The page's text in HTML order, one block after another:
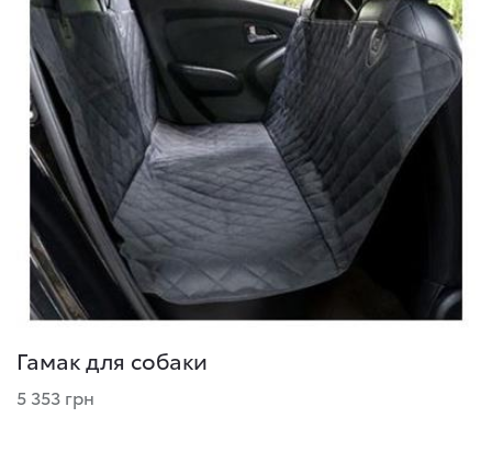
Гамак для собаки
5 353 грн